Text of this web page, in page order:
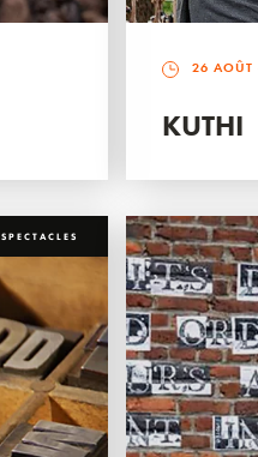
26 AOÛT
KUTHI
SPECTACLES